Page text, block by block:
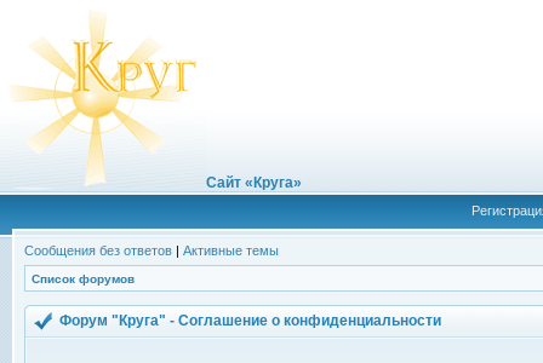
Сайт «Круга»
Сообщения без ответов | Активные темы
Список форумов
Форум "Круга" - Соглашение о конфиденциальности